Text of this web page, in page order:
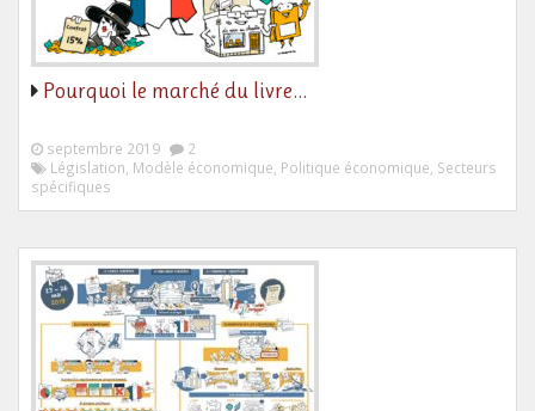
Pourquoi le marché du livre…
septembre 2019
2
Législation, Modèle économique, Politique économique, Secteurs
spécifiques